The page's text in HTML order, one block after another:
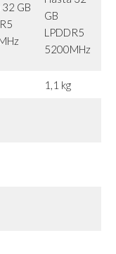
GB
GB
LPDDR5
5200MHz
1,1 kg